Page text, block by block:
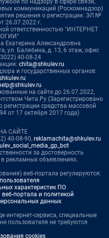
по надзору в сфере связи,
коммуникаций (Роскомнадзор)
решения о регистрации: ЭЛ №
26.07.2022 г.
ответственностью "ИНТЕРНЕТ
Екатерина Александровна
ул. Балябина, д. 13, 6 этаж, офис
40-08-24
chita@shkulev.ru
и государственных органов:
на сайте до 26.07.2022,
Чита.Ру (Зарегистрировано
средства массовой
от 17 октября 2017 года)
САЙТЕ
40-08-90, reklamachita@shkulev.ru
за достоверность
рекламных объявлениях.
веб-портала регулируются:
характеристик ПО
портала и политикой
данных
интернет-сервиса, специальные
пользователя не требуются
cookies